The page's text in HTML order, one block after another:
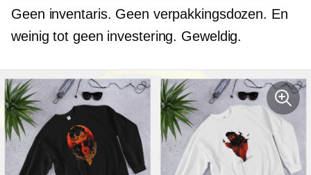
Geen inventaris. Geen verpakkingsdozen. En
weinig tot geen investering. Geweldig.